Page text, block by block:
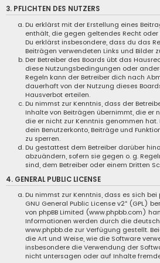
3. PFLICHTEN DES NUTZERS
Du erklärst mit der Erstellung eines
enthält, die gegen geltendes Recht
Du erklärst insbesondere, dass du das
Beiträgen verwendeten Links und Bilder
Der Betreiber des Boards übt das
diese Nutzungsbedingungen oder
Regeln kann der Betreiber dich nach
dauerhaft von der Nutzung dieses
Hausverbot erteilen.
Du nimmst zur Kenntnis, dass der
Inhalte von Beiträgen übernimmt, die er
die er nicht zur Kenntnis genommen hat.
dein Benutzerkonto, Beiträge und
zu sperren.
Du gestattest dem Betreiber darüber
abzuändern, sofern sie gegen o. g.
sind, dem Betreiber oder einem Dritten
4. GENERAL PUBLIC LICENSE
Du nimmst zur Kenntnis, dass es sich bei
GNU General Public License v2“ (GPL)
von phpBB Limited (www.phpbb.com)
Informationen werden durch die
www.phpbb.de zur Verfügung gestellt.
die Art und Weise, wie die Software
insbesondere die Verwendung der
nicht untersagen oder auf Inhalte